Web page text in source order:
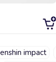
impact